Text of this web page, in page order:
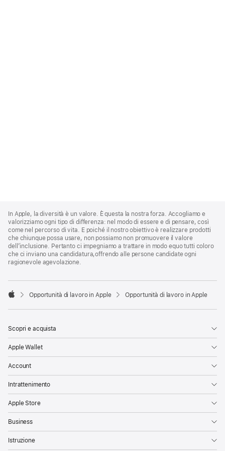
Footer
In Apple, la diversità è un valore. È questa la nostra forza. Accogliamo e
valorizziamo ogni tipo di differenza: nel modo di essere e di pensare, così
come nel percorso di vita. E poiché il nostro obiettivo è realizzare prodotti
che chiunque possa usare, non possiamo non promuovere il valore
dell’inclusione. Pertanto ci impegniamo a trattare in modo equo tutti coloro
che ci inviano una candidatura,offrendo alle persone candidate ogni
ragionevole agevolazione.

Opportunità di lavoro in Apple Opportunità di lavoro in Apple
Scopri e acquista
Apple Wallet
Account
Intrattenimento
Apple Store
Business
Istruzione